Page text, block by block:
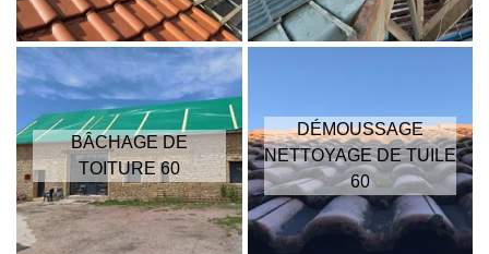
BÂCHAGE DE
TOITURE 60
DÉMOUSSAGE
NETTOYAGE DE TUILE
60